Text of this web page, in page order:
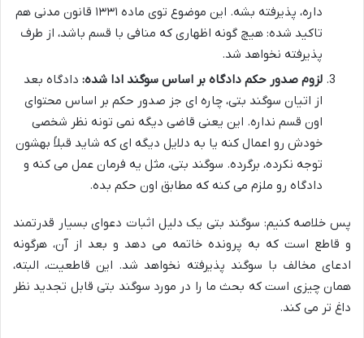
داره، پذیرفته بشه. این موضوع توی ماده ۱۳۳۱ قانون مدنی هم
تاکید شده: هیچ گونه اظهاری که منافی با قسم باشد، از طرف
پذیرفته نخواهد شد.
لزوم صدور حکم دادگاه بر اساس سوگند ادا شده: دادگاه بعد
از اتیان سوگند بتی، چاره ای جز صدور حکم بر اساس محتوای
اون قسم نداره. این یعنی قاضی دیگه نمی تونه نظر شخصی
خودش رو اعمال کنه یا به دلایل دیگه ای که شاید قبلاً بهشون
توجه نکرده، برگرده. سوگند بتی، مثل یه فرمان عمل می کنه و
دادگاه رو ملزم می کنه که مطابق اون حکم بده.
پس خلاصه کنیم: سوگند بتی یک دلیل اثبات دعوای بسیار قدرتمند
و قاطع است که به پرونده خاتمه می دهد و بعد از آن، هرگونه
ادعای مخالف با سوگند پذیرفته نخواهد شد. این قاطعیت، البته،
همان چیزی است که بحث ما را در مورد سوگند بتی قابل تجدید نظر
داغ تر می کند.